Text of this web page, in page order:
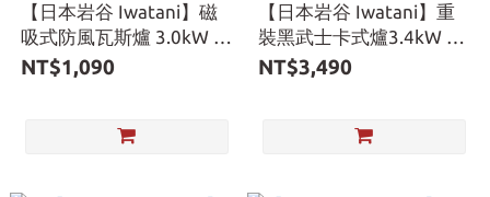
【日本岩谷 Iwatani】磁
吸式防風瓦斯爐 3.0kW 附
攜帶盒 CB-VT-1
NT$1,090
【日本岩谷 Iwatani】重
裝黑武士卡式爐3.4kW 附
攜帶盒 CB-ODX-XG 黑武
NT$3,490